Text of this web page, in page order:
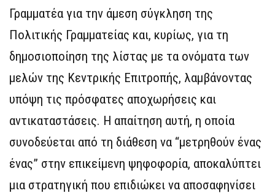
Γραμματέα για την άμεση σύγκληση της
Πολιτικής Γραμματείας και, κυρίως, για τη
δημοσιοποίηση της λίστας με τα ονόματα των
μελών της Κεντρικής Επιτροπής, λαμβάνοντας
υπόψη τις πρόσφατες αποχωρήσεις και
αντικαταστάσεις. Η απαίτηση αυτή, η οποία
συνοδεύεται από τη διάθεση να “μετρηθούν ένας
ένας” στην επικείμενη ψηφοφορία, αποκαλύπτει
μια στρατηγική που επιδιώκει να αποσαφηνίσει